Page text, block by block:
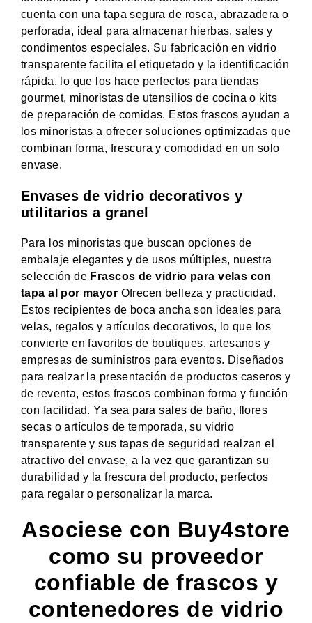
cuenta con una tapa segura de rosca, abrazadera o
perforada, ideal para almacenar hierbas, sales y
condimentos especiales. Su fabricación en vidrio
transparente facilita el etiquetado y la identificación
rápida, lo que los hace perfectos para tiendas
gourmet, minoristas de utensilios de cocina o kits
de preparación de comidas. Estos frascos ayudan a
los minoristas a ofrecer soluciones optimizadas que
combinan forma, frescura y comodidad en un solo
envase.
Envases de vidrio decorativos y
utilitarios a granel
Para los minoristas que buscan opciones de
embalaje elegantes y de usos múltiples, nuestra
selección de Frascos de vidrio para velas con
tapa al por mayor Ofrecen belleza y practicidad.
Estos recipientes de boca ancha son ideales para
velas, regalos y artículos decorativos, lo que los
convierte en favoritos de boutiques, artesanos y
empresas de suministros para eventos. Diseñados
para realzar la presentación de productos caseros y
de reventa, estos frascos combinan forma y función
con facilidad. Ya sea para sales de baño, flores
secas o artículos de temporada, su vidrio
transparente y sus tapas de seguridad realzan el
atractivo del envase, a la vez que garantizan su
durabilidad y la frescura del producto, perfectos
para regalar o personalizar la marca.
Asociese con Buy4store
como su proveedor
confiable de frascos y
contenedores de vidrio